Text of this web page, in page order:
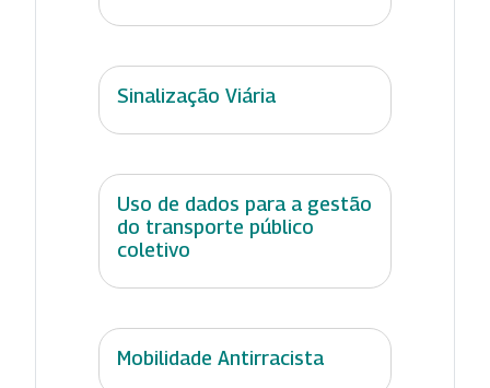
Sinalização Viária
Uso de dados para a gestão
do transporte público
coletivo
Mobilidade Antirracista